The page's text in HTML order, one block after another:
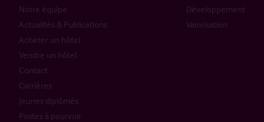
Notre équipe
Actualités & Publications
Acheter un hôtel
Vendre un hôtel
Contact
Carrières
Jeunes diplômés
Postes à pourvoir
Développement
Valorisation